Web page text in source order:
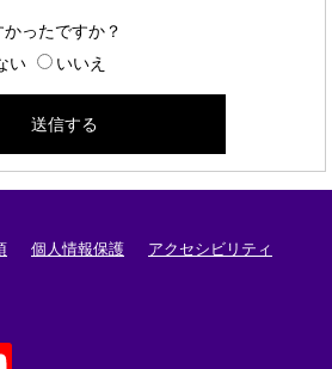
ったですか？
い いいえ
個人情報保護 アクセシビリティ